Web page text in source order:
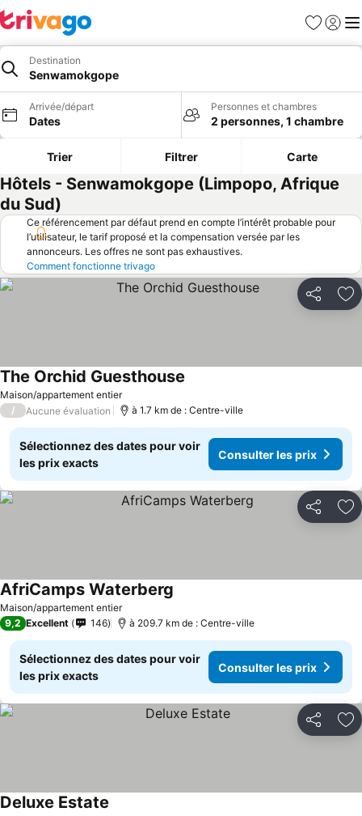
Favoris
Se
Destination
Senwamokgope
Arrivée/départ
Dates
Personnes et chambres
2 personnes, 1 chambre
Trier Filtrer Carte
Hôtels - Senwamokgope (Limpopo, Afrique
du Sud)
Ce référencement par défaut prend en compte l’intérêt probable pour
l’utilisateur, le tarif proposé et la compensation versée par les
annonceurs. Les offres ne sont pas exhaustives.
Comment fonctionne trivago
Partager
Maison/appartement entier
The Orchid Guesthouse
/ Aucune évaluation à 1.7 km de : Centre-ville
Sélectionnez des dates pour voir
les prix exacts
Consulter les prix
Partager
Maison/appartement entier
AfriCamps Waterberg
9,2 Excellent 146 à 209.7 km de : Centre-ville
Sélectionnez des dates pour voir
les prix exacts
Consulter les prix
Partager
Deluxe Estate